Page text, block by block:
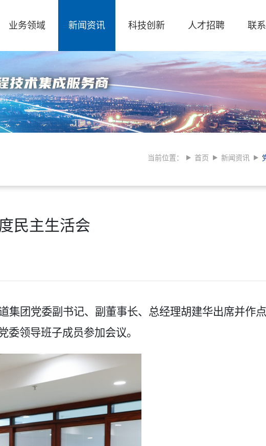
业务领域 新闻资讯 科技创新 人才招聘 联
当前位置： 首页 新闻资讯
民主生活会
集团党委副书记、副董事长、总经理胡建华出席并作
领导班子成员参加会议。